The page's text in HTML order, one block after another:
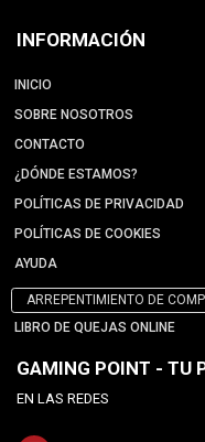
INFORMACIÓN
INICIO
SOBRE NOSOTROS
CONTACTO
¿DÓNDE ESTAMOS?
POLÍTICAS DE PRIVACIDAD
POLÍTICAS DE COOKIES
AYUDA
ARREPENTIMIENTO DE
LIBRO DE QUEJAS ONLINE
GAMING POINT - TU
EN LAS REDES